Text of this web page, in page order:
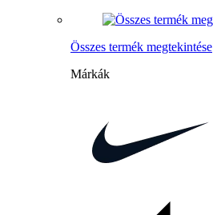
Összes termék megtekintése
Márkák